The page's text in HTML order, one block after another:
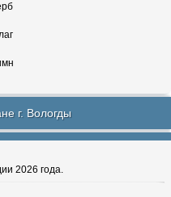
г. Вологды
2026 года.